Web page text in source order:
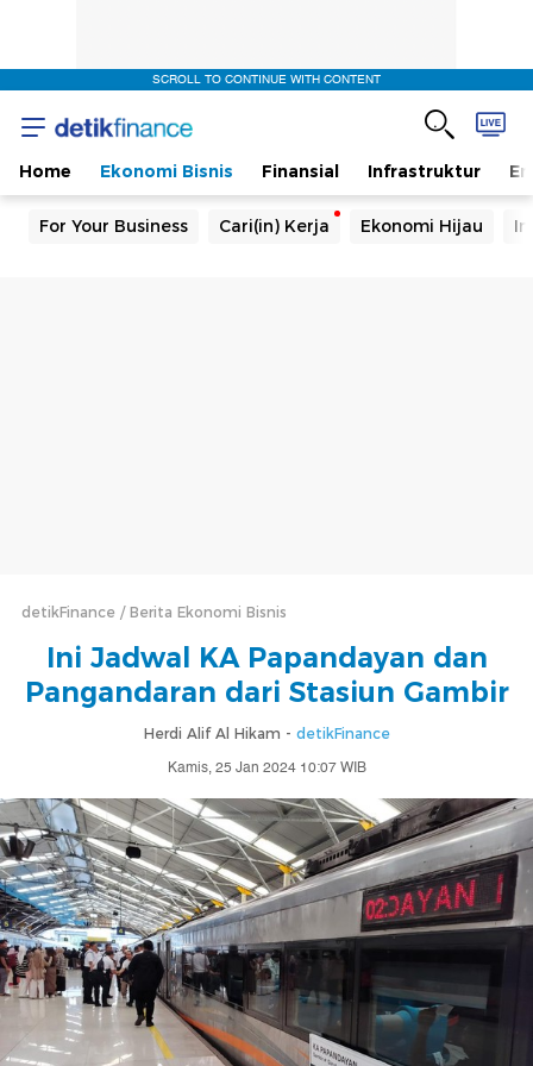
SCROLL TO CONTINUE WITH CONTENT
Home Ekonomi Bisnis Finansial Infrastruktur
For Your Business Cari(in) Kerja Ekonomi Hijau
detikFinance Berita Ekonomi Bisnis
Ini Jadwal KA Papandayan dan
Pangandaran dari Stasiun Gambir
Herdi Alif Al Hikam - detikFinance
Kamis, 25 Jan 2024 10:07 WIB